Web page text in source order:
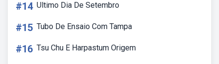
#14 Ultimo Dia De Setembro
#15 Tubo De Ensaio Com Tampa
#16 Tsu Chu E Harpastum Origem